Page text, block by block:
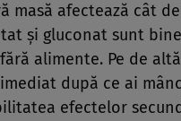
masă afectează cât
și gluconat sunt
alimente. Pe de
după ce ai
efectelor